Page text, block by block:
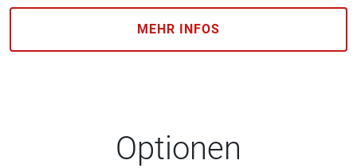
MEHR INFOS
Optionen